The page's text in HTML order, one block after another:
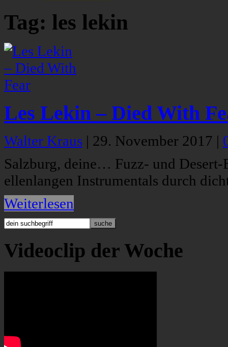
Tag: les lekin
Les Lekin – Died With
Walter Kraus | 29. November 2017 |
Salzburg, deine… Fuzz- und
ellenlangen Instrumentals durch
Weiterlesen
Videoclip der Woche